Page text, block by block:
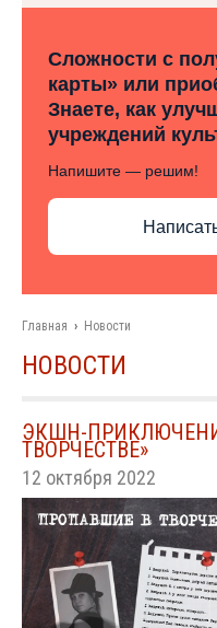
Сложности с
карты» или
Знаете, как
учреждений
Напишите — решим!
Главная › Новости
НОВОСТИ
ЭКШН-
ТВОРЧЕСТВЕ»
12 октября 2022